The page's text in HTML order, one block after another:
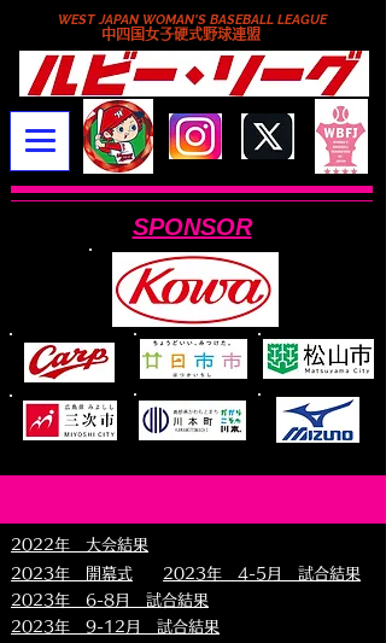
WEST JAPAN WOMAN'S BASEBALL LEAGUE
​中四国女子硬式野球連盟
SPONSOR
2022年 大会結果
2023年 開幕式
2023年 4-5月 試合結果
2023年 6-8月 試合結果
2023年 9-12月 試合結果